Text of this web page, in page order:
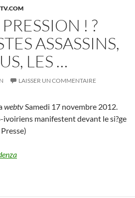
! ?
ASSASSINS,
LES …
LAISSER UN COMMENTAIRE
webtvSamedi 17 novembre 2012.
ivoiriens manifestent devant le si?ge